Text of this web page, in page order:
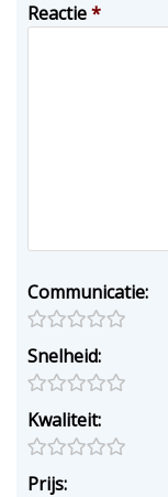
Reactie*
Communicatie:
Snelheid:
Kwaliteit:
Prijs: